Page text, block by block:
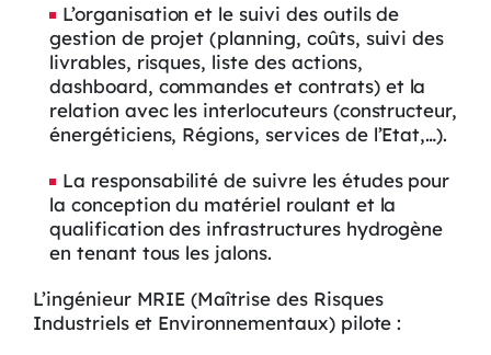
L’organisation et le suivi des outils de
gestion de projet (planning, coûts, suivi des
livrables, risques, liste des actions,
dashboard, commandes et contrats) et la
relation avec les interlocuteurs (constructeur,
énergéticiens, Régions, services de l’Etat,…).
La responsabilité de suivre les études pour
la conception du matériel roulant et la
qualification des infrastructures hydrogène
en tenant tous les jalons.
L’ingénieur MRIE (Maîtrise des Risques
Industriels et Environnementaux) pilote :